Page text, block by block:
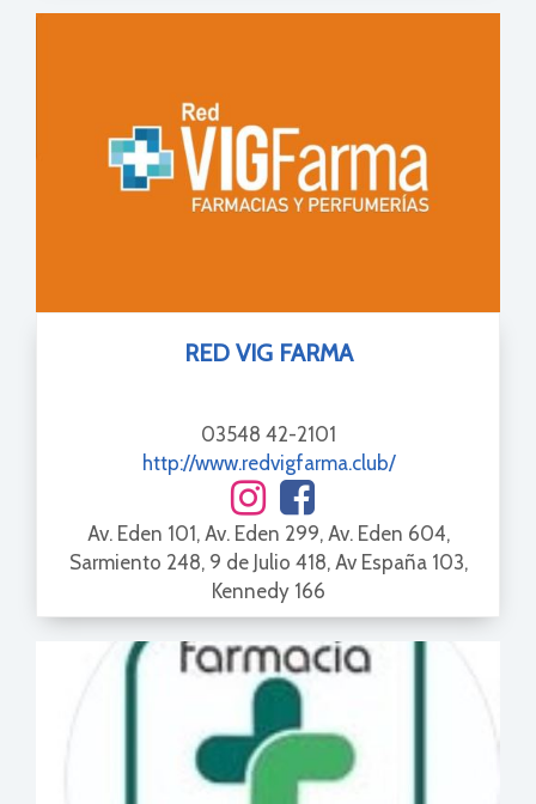
RED VIG FARMA
03548 42-2101
http://www.redvigfarma.club/
Av. Eden 101, Av. Eden 299, Av. Eden 604,
Sarmiento 248, 9 de Julio 418, Av España 103,
Kennedy 166